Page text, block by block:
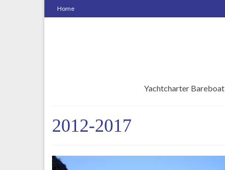
Home
Yachtcharter Bareboat
2012-2017